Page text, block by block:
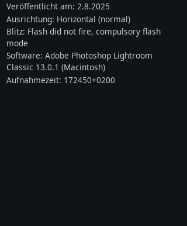
Veröffentlicht am:2.8.2025
Ausrichtung: Horizontal (normal)
Blitz: Flash did not fire, compulsory flash
mode
Software:Adobe Photoshop Lightroom
Classic 13.0.1 (Macintosh)
Aufnahmezeit: 172450+0200